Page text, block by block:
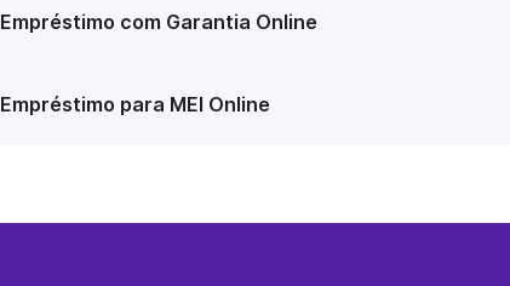
Empréstimo com Garantia Online
Empréstimo para MEI Online